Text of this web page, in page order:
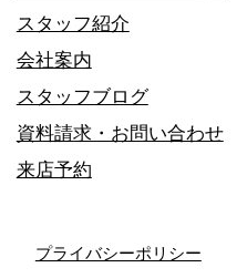
スタッフ紹介
会社案内
スタッフブログ
資料請求・お問い合わせ
来店予約
プライバシーポリシー